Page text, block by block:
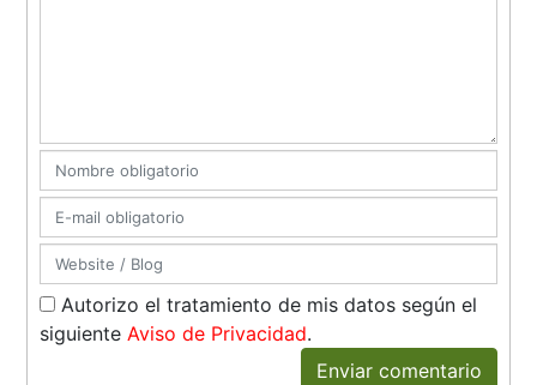
Autorizo el tratamiento de mis datos según el
siguienteAviso de Privacidad.
Enviar comentario